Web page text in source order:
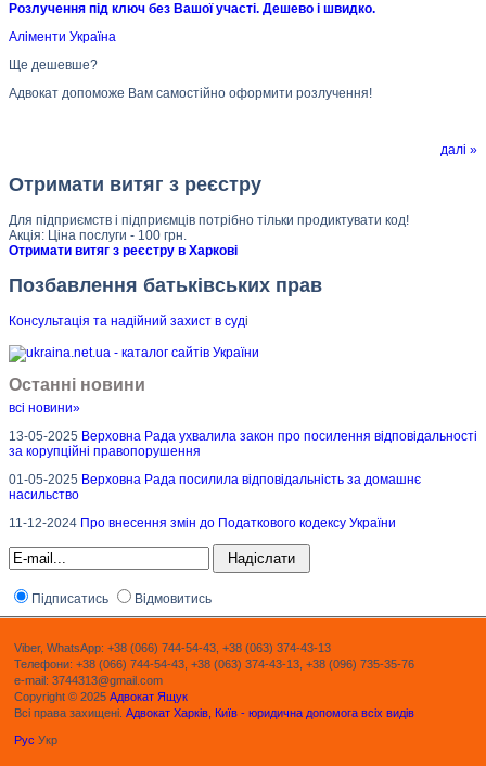
Розлучення під ключ без Вашої участі. Дешево і швидко.
Аліменти Україна
Ще дешевше?
Адвокат допоможе Вам самостійно оформити розлучення!
далі »
Отримати витяг з реєстру
Для підприємств і підприємців потрібно тільки продиктувати код!
Акція: Ціна послуги - 100 грн.
Отримати витяг з реєстру в Харкові
Позбавлення батьківських прав
Консультація та надійний захист в суді
Останні новини
всі новини»
13-05-2025 Верховна Рада ухвалила закон про посилення відповідальності
за корупційні правопорушення
01-05-2025 Верховна Рада посилила відповідальність за домашнє
насильство
11-12-2024 Про внесення змін до Податкового кодексу України
Підписатись Відмовитись
Viber, WhatsApp: +38 (066) 744-54-43, +38 (063) 374-43-13
Телефони: +38 (066) 744-54-43, +38 (063) 374-43-13, +38 (096) 735-35-76
e-mail: 3744313@gmail.com
Copyright © 2025 Адвокат Ящук
Всі права захищені. Адвокат Харків, Київ - юридична допомога всіх видів
Рус Укр